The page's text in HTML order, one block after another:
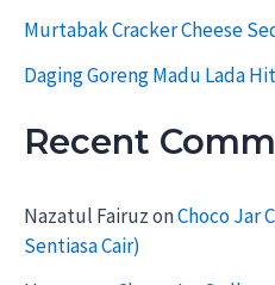
Murtabak Cracker Cheese
Daging Goreng Madu Lada
Recent
Nazatul FairuzonChoco Jar
Sentiasa Cair)